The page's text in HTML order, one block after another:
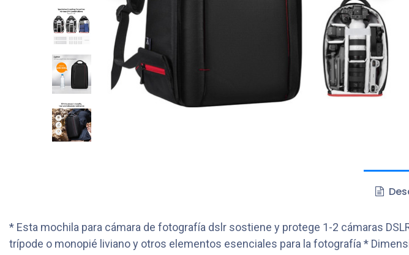
* Esta mochila para cámara de fotografía dslr sostiene y protege 1-2 cámaras
trípode o monopié liviano y otros elementos esenciales para la fotografía *